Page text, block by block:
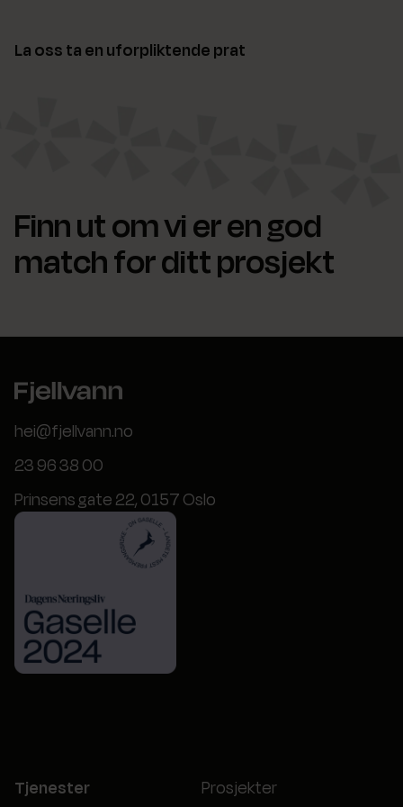
La oss ta en uforpliktende prat
Finn ut om vi er en god
match for ditt prosjekt
hei@fjellvann.no
23 96 38 00
Prinsens gate 22, 0157 Oslo
Tjenester Prosjekter